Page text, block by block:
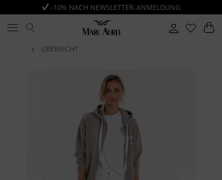
-10% NACH NEWSLETTER-ANMELDUNG
ÜBERSICHT